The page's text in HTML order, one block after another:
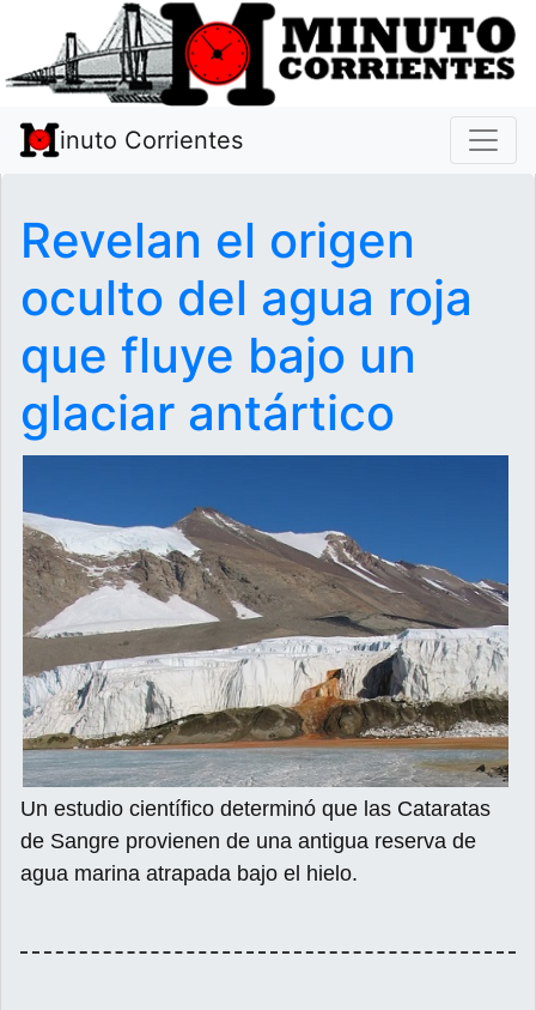
inuto Corrientes
Revelan el origen
oculto del agua roja
que fluye bajo un
glaciar antártico
Un estudio científico determinó que las Cataratas
de Sangre provienen de una antigua reserva de
agua marina atrapada bajo el hielo.